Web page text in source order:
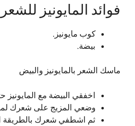
فوائد المايونيز
كوب مايونيز.
بيضة.
ماسك الشعر بالمايونيز والبيض
اخفقي البيضة مع المايونيز
وضعي المزيج على شعرك
ثم اشطفي شعرك بالطريقة